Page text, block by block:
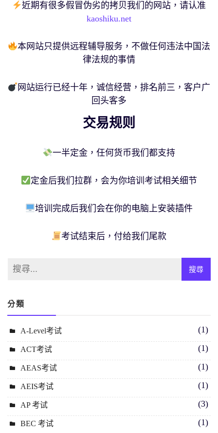
近期有很多假冒伪劣的拷贝我们的网站，请认准
kaoshiku.net
本网站只提供远程辅导服务，不做任何违法中国法
律法规的事情
网站运行已经十年，诚信经营，排名前三，客户广
回头客多
交易规则
一半定金，任何货币我们都支持
定金后我们拉群，会为你培训考试相关细节
培训完成后我们会在你的电脑上安装插件
考试结束后，付给我们尾款
分類
A-Level考试 (1)
ACT考试 (1)
AEAS考试 (1)
AEIS考试 (1)
AP 考试 (3)
BEC 考试 (1)